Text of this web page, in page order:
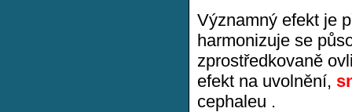
Významný efekt je
harmonizuje se
zprostředkovaně
efekt na uvolnění,
cephaleu .